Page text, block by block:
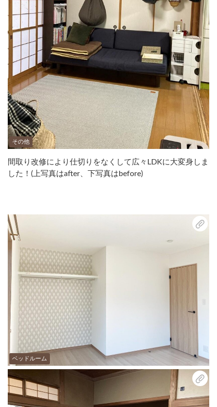
その他
間取り改修により仕切りをなくして広々LDKに大変身しま
した！(上写真はafter、下写真はbefore)
ベッドルーム